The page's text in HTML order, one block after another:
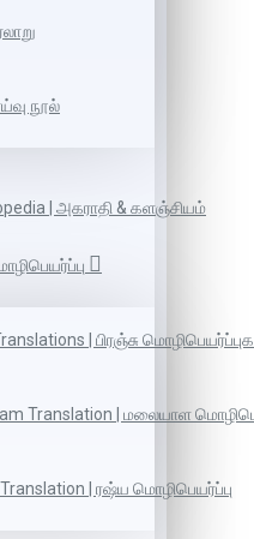
நூல்
| அகராதி & களஞ்சியம்
| பிரஞ்சு
Translation | மலையாள
| ரஷ்ய மொழிபெயர்ப்பு